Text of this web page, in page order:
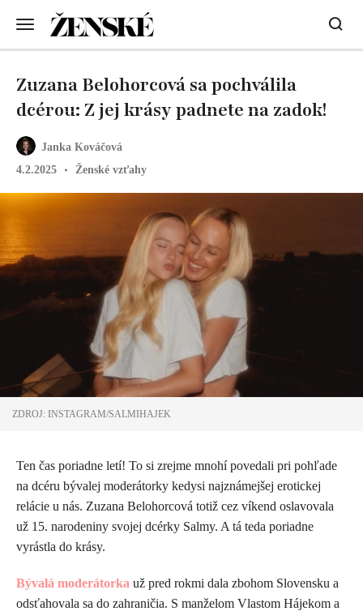
Janka Kováčová
4.2.2025
Ženské vzťahy
Zuzana Belohorcová sa pochválila
dcérou: Z jej krásy padnete na zadok!
ZDROJ: INSTAGRAM/SALMIHAJEK
Ten čas poriadne letí! To si zrejme mnohí povedali pri pohľade
na dcéru bývalej moderátorky kedysi najznámejšej erotickej
relácie u nás. Zuzana Belohorcová totiž cez víkend oslavovala
už 15. narodeniny svojej dcérky Salmy. A tá teda poriadne
vyrástla do krásy.
Bývalá moderátorka už pred rokmi dala zbohom Slovensku a
odsťahovala sa do zahraničia. S manželom Vlastom Hájekom a